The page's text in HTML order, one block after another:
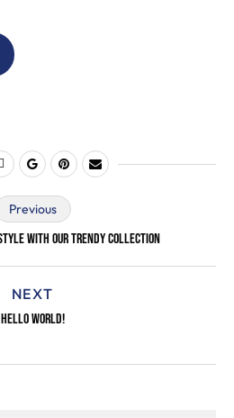
Previous
With Our Trendy Collection
NEXT
Hello World!